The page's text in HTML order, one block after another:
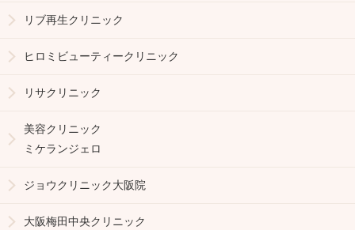
リブ再生クリニック
ヒロミビューティークリニック
リサクリニック
美容クリニック
ミケランジェロ
ジョウクリニック大阪院
大阪梅田中央クリニック